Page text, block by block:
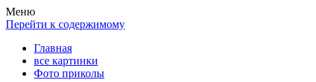
Весела хата — прикольные картинки, смешные истории,
клипы!
Покажем всем ваши фото приколы, карикатуры, шаржи, стихи,
рассказы, видео и песни!
Меню
Перейти к содержимому
Главная
все картинки
Фото приколы